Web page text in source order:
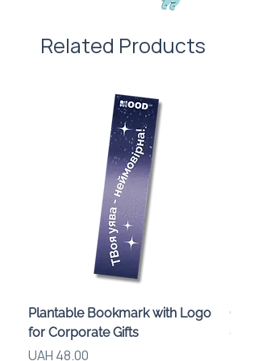
Related Products
Plantable Bookmark with Logo
for Corporate Gifts
Price
UAH 48.00